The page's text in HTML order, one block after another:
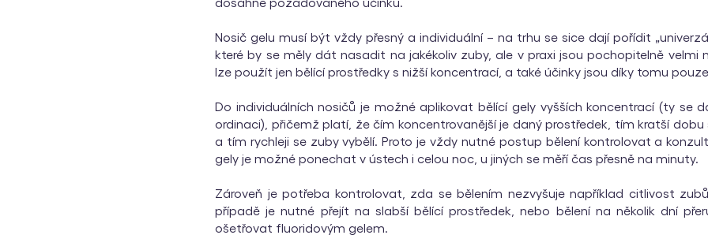
Nosič gelu musí být vždy přesný a individuální – na trhu se sice dají pořídit
které by se měly dát nasadit na jakékoliv zuby, ale v praxi jsou pochopitelně velmi
lze použít jen bělící prostředky s nižší koncentrací, a také účinky jsou díky tomu
Do individuálních nosičů je možné aplikovat bělící gely vyšších koncentrací (ty se
ordinaci), přičemž platí, že čím koncentrovanější je daný prostředek, tím kratší
a tím rychleji se zuby vybělí. Proto je vždy nutné postup bělení kontrolovat a
gely je možné ponechat v ústech i celou noc, u jiných se měří čas přesně na minuty.
Zároveň je potřeba kontrolovat, zda se bělením nezvyšuje například citlivost
případě je nutné přejít na slabší bělící prostředek, nebo bělení na několik dní
ošetřovat fluoridovým gelem.